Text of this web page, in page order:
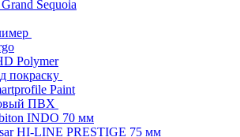
Sequoia
Polymer
покраску
Paint
ПВХ
INDO 70 мм
HI-LINE PRESTIGE 75 мм